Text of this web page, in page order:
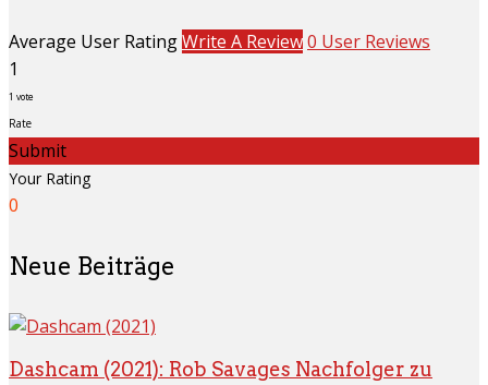
Average User RatingWrite A Review0 User Reviews
1
1 vote
Rate
Submit
Your Rating
0
Neue Beiträge
Dashcam (2021): Rob Savages Nachfolger zu